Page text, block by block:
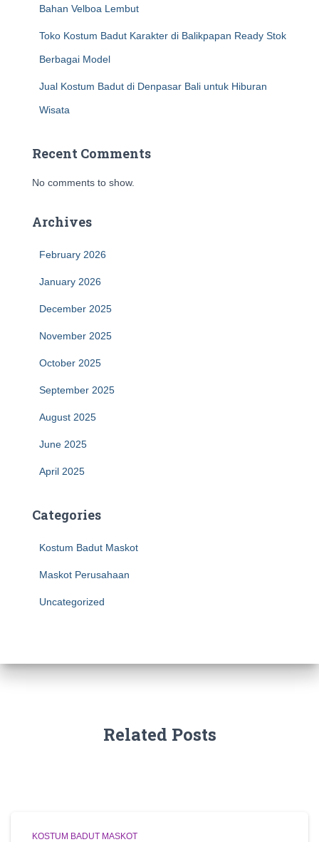
Bahan Velboa Lembut
Toko Kostum Badut Karakter di Balikpapan Ready Stok
Berbagai Model
Jual Kostum Badut di Denpasar Bali untuk Hiburan
Wisata
Recent Comments
No comments to show.
Archives
February 2026
January 2026
December 2025
November 2025
October 2025
September 2025
August 2025
June 2025
April 2025
Categories
Kostum Badut Maskot
Maskot Perusahaan
Uncategorized
Related Posts
KOSTUM BADUT MASKOT